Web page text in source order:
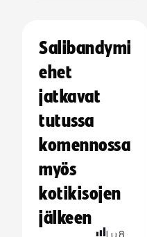
Salibandymi
ehet
jatkavat
tutussa
komennossa
myös
kotikisojen
jälkeen